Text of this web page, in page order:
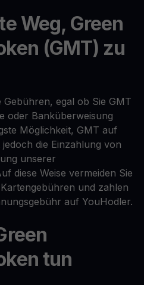
Weg, Green
(GMT) zu
egal ob Sie GMT
oder Banküberweisung
Möglichkeit, GMT auf
die Einzahlung von
unserer
diese Weise vermeiden Sie
und zahlen
auf YouHodler.
tun